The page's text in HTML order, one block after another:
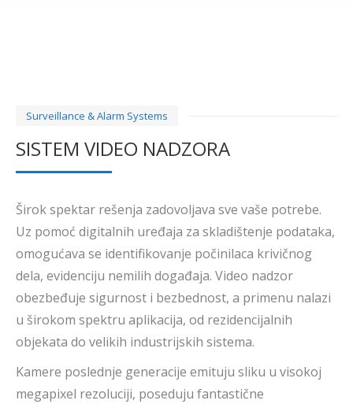
Surveillance & Alarm Systems
SISTEM VIDEO NADZORA
Širok spektar rešenja zadovoljava sve vaše potrebe.
Uz pomoć digitalnih uređaja za skladištenje podataka,
omogućava se identifikovanje počinilaca krivičnog
dela, evidenciju nemilih događaja. Video nadzor
obezbeđuje sigurnost i bezbednost, a primenu nalazi
u širokom spektru aplikacija, od rezidencijalnih
objekata do velikih industrijskih sistema.
Kamere poslednje generacije emituju sliku u visokoj
megapixel rezoluciji, poseduju fantastične